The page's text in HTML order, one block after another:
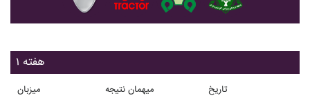
هفته ۱
میزبان نتیجه میهمان تاریخ